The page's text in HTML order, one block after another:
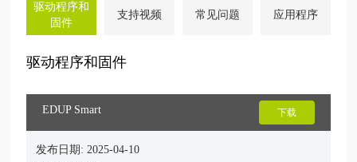
驱动程序和
固件
支持视频 常见问题 应用程序
驱动程序和固件
EDUP Smart 下载
发布日期: 2025-04-10